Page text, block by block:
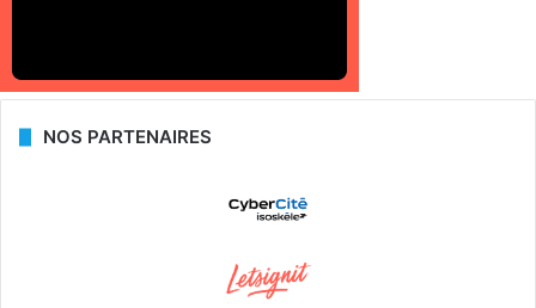
NOS PARTENAIRES